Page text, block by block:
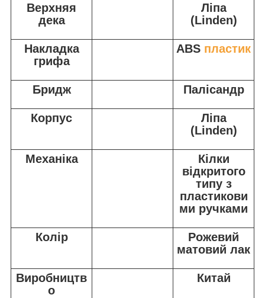
Верхняя
дека
Ліпа
(Linden)
Накладка
грифа
ABS пластик
Бридж Палісандр
Корпус
Ліпа
(Linden)
Механіка
Кілки
відкритого
типу з
пластикови
ми ручками
Колір
Рожевий
матовий лак
Виробництв
о
Китай